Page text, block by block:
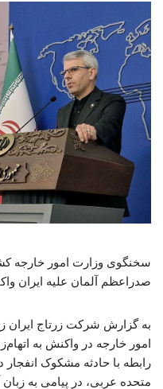
سخنگوی وزارت امور خارجه
صدراعظم آلمان علیه ایران
به گزارش شرکت زرتاج ایران
امور خارجه در واکنش به
رابطه با حادثه مشکوک انفجار
متحده عربی، در پیامی به